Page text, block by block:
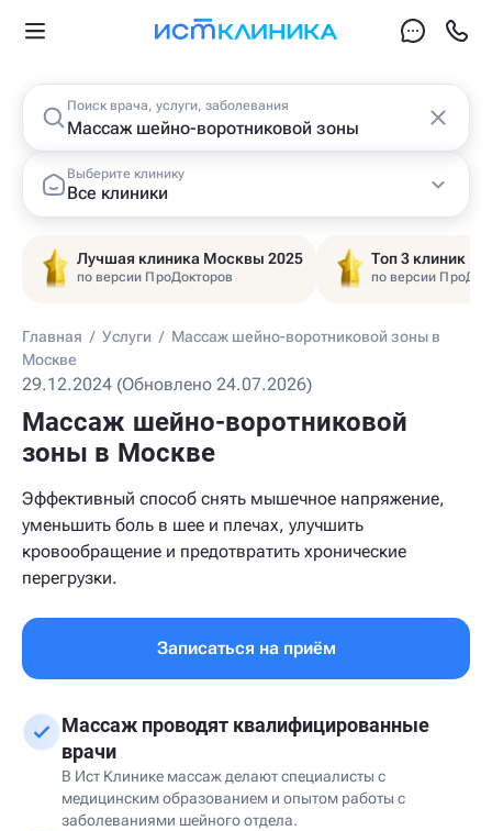
Поиск врача, услуги, заболевания
Выберите клинику
Все клиники
Лучшая клиника Москвы 2025
по версии ПроДокторов
Топ 3 клиник
по версии
Главная / Услуги / Массаж шейно-воротниковой зоны в
Москве
29.12.2024 (Обновлено 24.07.2026)
Массаж шейно-воротниковой
зоны в Москве
Эффективный способ снять мышечное напряжение,
уменьшить боль в шее и плечах, улучшить
кровообращение и предотвратить хронические
перегрузки.
Записаться на приём
Массаж проводят квалифицированные
врачи
В Ист Клинике массаж делают специалисты с
медицинским образованием и опытом работы с
заболеваниями шейного отдела.